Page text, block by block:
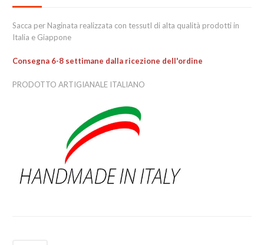
Sacca per Naginata realizzata con tessutI di alta qualità prodotti in
Italia e Giappone
Consegna 6-8 settimane dalla ricezione dell'ordine
PRODOTTO ARTIGIANALE ITALIANO